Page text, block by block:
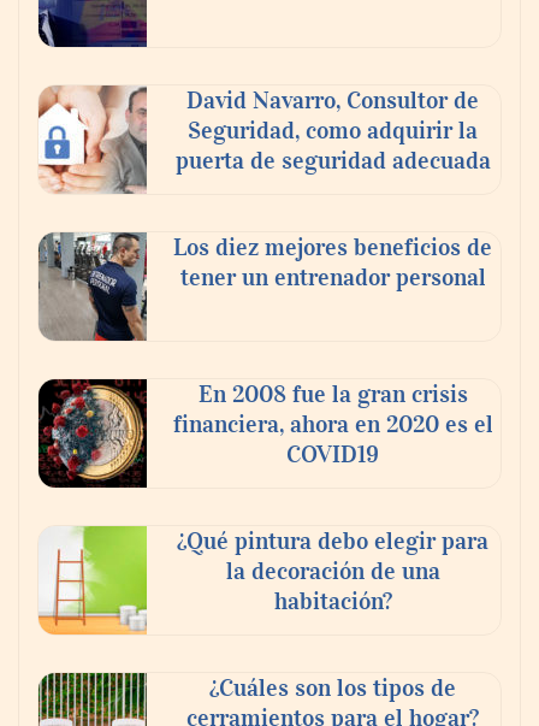
‘El ransomware se puede vencer. No
Ricardo Palacio Escobar
David Navarro, Consultor de
Seguridad, como adquirir la
puerta de seguridad adecuada
Los diez mejores beneficios de
tener un entrenador personal
En 2008 fue la gran crisis
financiera, ahora en 2020 es el
COVID19
¿Qué pintura debo elegir para
la decoración de una
habitación?
¿Cuáles son los tipos de
cerramientos para el hogar?